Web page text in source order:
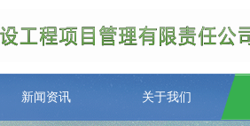
新闻资讯 关于我们